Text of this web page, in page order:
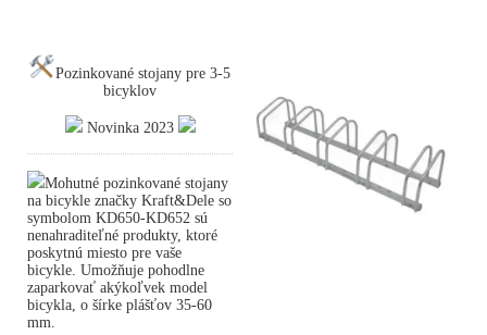
Pozinkované stojany pre 3-5
bicyklov
Novinka 2023
Mohutné pozinkované stojany
na bicykle značky Kraft&Dele so
symbolom KD650-KD652 sú
nenahraditeľné produkty, ktoré
poskytnú miesto pre vaše
bicykle. Umožňuje pohodlne
zaparkovať akýkoľvek model
bicykla, o šírke plášťov 35-60
mm.